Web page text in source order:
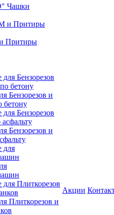
Чашки
Притиры
Бензорезов и
бетону
Бензорезов и
Плиткорезов и
Акции